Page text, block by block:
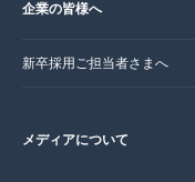
企業の皆様へ
新卒採用ご担当者さまへ
メディアについて